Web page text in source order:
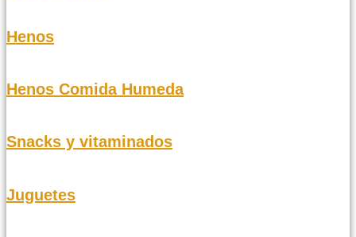
Henos
Henos Comida Humeda
Snacks y vitaminados
Juguetes